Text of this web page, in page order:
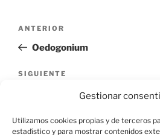
Gestionar
Utilizamos cookies propias y de terceros
estadístico y para mostrar contenidos
entradas
Entrada
anterior:
ANTERIOR
Oedogonium
Siguiente
SIGUIENTE